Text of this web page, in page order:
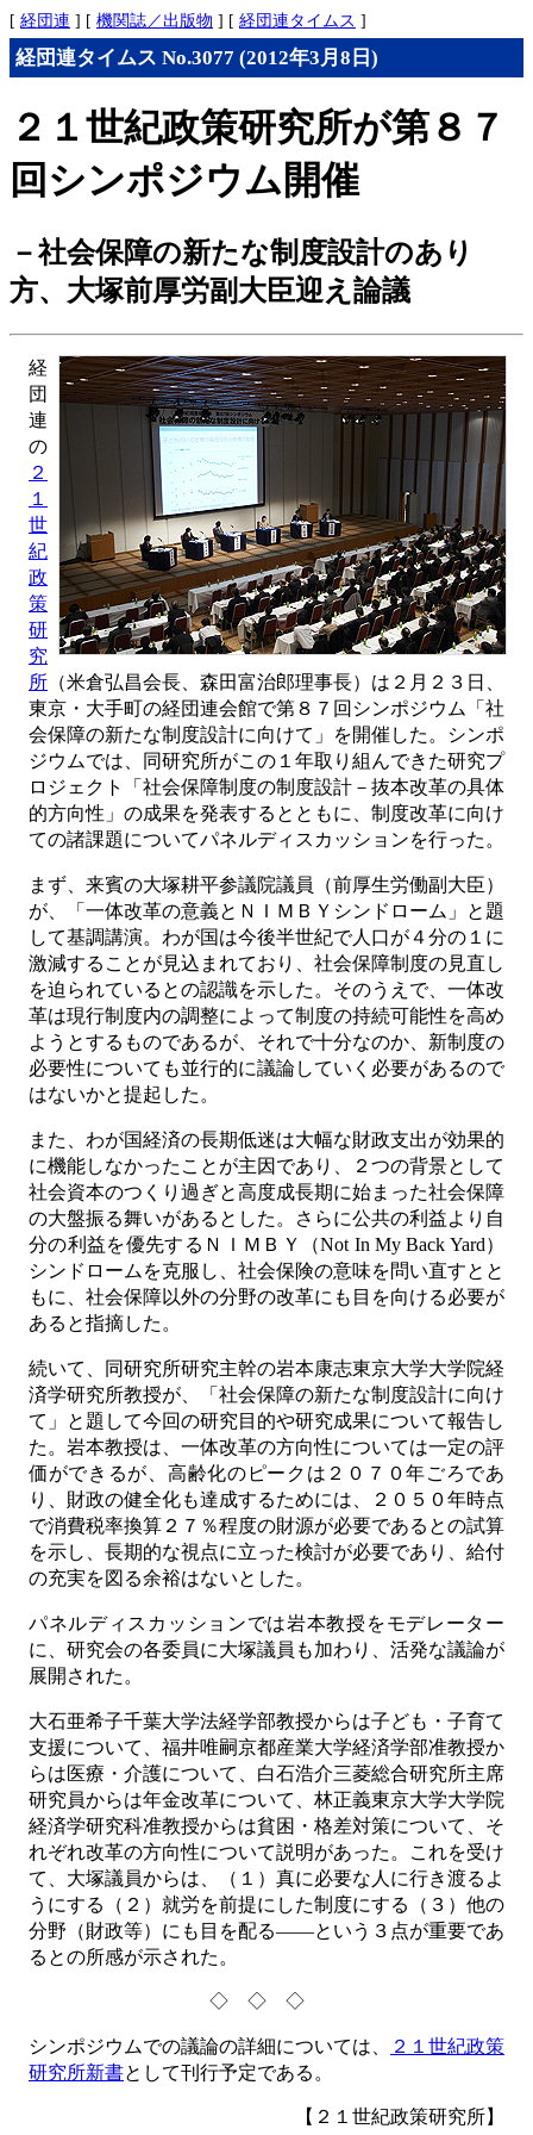
[ 経団連 ] [ 機関誌／出版物 ] [ 経団連タイムス ]
経団連タイムス No.3077 (2012年3月8日)
２１世紀政策研究所が第８７
回シンポジウム開催
－社会保障の新たな制度設計のあり
方、大塚前厚労副大臣迎え論議
経
団
連
の
２
１
世
紀
政
策
研
究
所 （米倉弘昌会長、森田富治郎理事長）は２月２３日、
東京・大手町の経団連会館で第８７回シンポジウム「社
会保障の新たな制度設計に向けて」を開催した。シンポ
ジウムでは、同研究所がこの１年取り組んできた研究プ
ロジェクト「社会保障制度の制度設計－抜本改革の具体
的方向性」の成果を発表するとともに、制度改革に向け
ての諸課題についてパネルディスカッションを行った。
まず、来賓の大塚耕平参議院議員（前厚生労働副大臣）
が、「一体改革の意義とＮＩＭＢＹシンドローム」と題
して基調講演。わが国は今後半世紀で人口が４分の１に
激減することが見込まれており、社会保障制度の見直し
を迫られているとの認識を示した。そのうえで、一体改
革は現行制度内の調整によって制度の持続可能性を高め
ようとするものであるが、それで十分なのか、新制度の
必要性についても並行的に議論していく必要があるので
はないかと提起した。
また、わが国経済の長期低迷は大幅な財政支出が効果的
に機能しなかったことが主因であり、２つの背景として
社会資本のつくり過ぎと高度成長期に始まった社会保障
の大盤振る舞いがあるとした。さらに公共の利益より自
分の利益を優先するＮＩＭＢＹ（Not In My Back Yard）
シンドロームを克服し、社会保険の意味を問い直すとと
もに、社会保障以外の分野の改革にも目を向ける必要が
あると指摘した。
続いて、同研究所研究主幹の岩本康志東京大学大学院経
済学研究所教授が、「社会保障の新たな制度設計に向け
て」と題して今回の研究目的や研究成果について報告し
た。岩本教授は、一体改革の方向性については一定の評
価ができるが、高齢化のピークは２０７０年ごろであ
り、財政の健全化も達成するためには、２０５０年時点
で消費税率換算２７％程度の財源が必要であるとの試算
を示し、長期的な視点に立った検討が必要であり、給付
の充実を図る余裕はないとした。
パネルディスカッションでは岩本教授をモデレーター
に、研究会の各委員に大塚議員も加わり、活発な議論が
展開された。
大石亜希子千葉大学法経学部教授からは子ども・子育て
支援について、福井唯嗣京都産業大学経済学部准教授か
らは医療・介護について、白石浩介三菱総合研究所主席
研究員からは年金改革について、林正義東京大学大学院
経済学研究科准教授からは貧困・格差対策について、そ
れぞれ改革の方向性について説明があった。これを受け
て、大塚議員からは、（１）真に必要な人に行き渡るよ
うにする（２）就労を前提にした制度にする（３）他の
分野（財政等）にも目を配る――という３点が重要であ
るとの所感が示された。
◇◇◇
シンポジウムでの議論の詳細については、
２１世紀政策
研究所新書として刊行予定である。
【２１世紀政策研究所】